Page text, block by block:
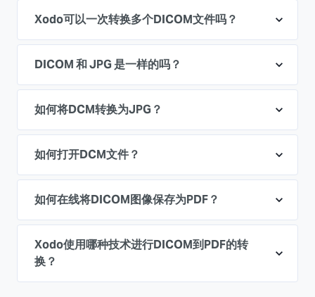
Xodo可以一次转换多个DICOM文件吗？
DICOM 和 JPG 是一样的吗？
如何将DCM转换为JPG？
如何打开DCM文件？
如何在线将DICOM图像保存为PDF？
Xodo使用哪种技术进行DICOM到PDF的转
换？